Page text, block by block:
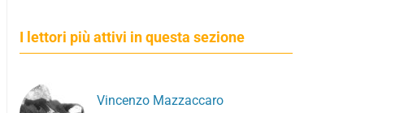
I lettori più attivi in questa sezione
Vincenzo Mazzaccaro